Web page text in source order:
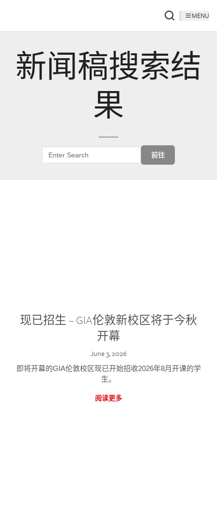
MENU
新闻稿搜索结
果
前往
现已招生 – GIA伦敦新校区将于今秋
开幕
June 3, 2026
即将开幕的GIA伦敦校区现已开始招收2026年8月开课的学
生。
阅读更多